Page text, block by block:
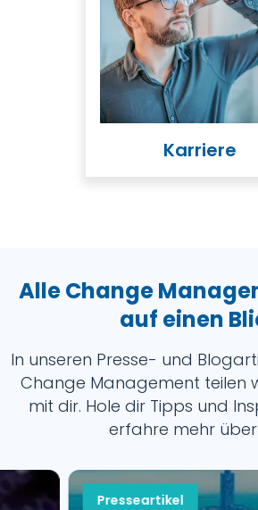
Karriere
Alle Change
auf einen
In unseren Presse- und
Change Management teilen
mit dir. Hole dir Tipps und
erfahre mehr über
Presseartikel